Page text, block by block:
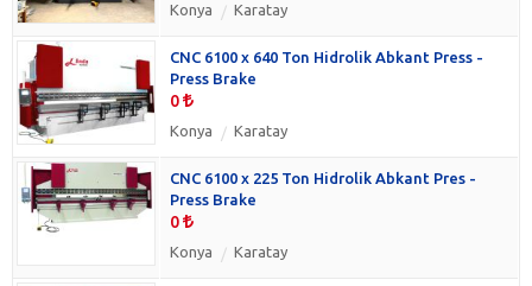
Konya Karatay
CNC 6100 x 640 Ton Hidrolik Abkant Press -
Press Brake
0
Konya Karatay
CNC 6100 x 225 Ton Hidrolik Abkant Pres -
Press Brake
0
Konya Karatay